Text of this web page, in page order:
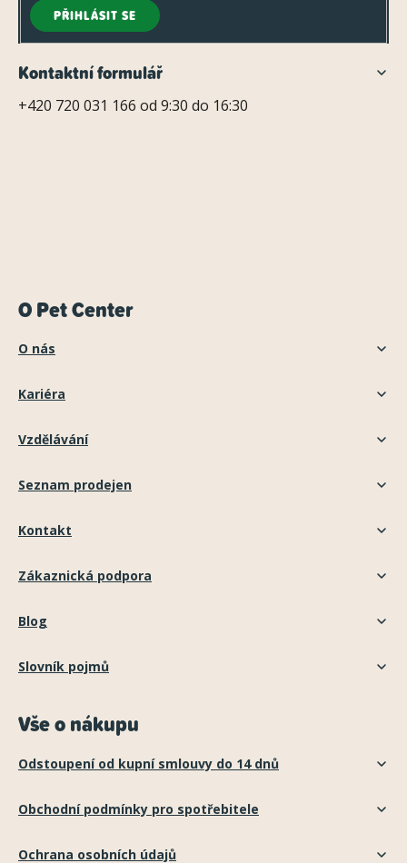
PŘIHLÁSIT SE
Kontaktní formulář
+420 720 031 166 od 9:30 do 16:30
O Pet Center
O nás
Kariéra
Vzdělávání
Seznam prodejen
Kontakt
Zákaznická podpora
Blog
Slovník pojmů
Vše o nákupu
Odstoupení od kupní smlouvy do 14 dnů
Obchodní podmínky pro spotřebitele
Ochrana osobních údajů